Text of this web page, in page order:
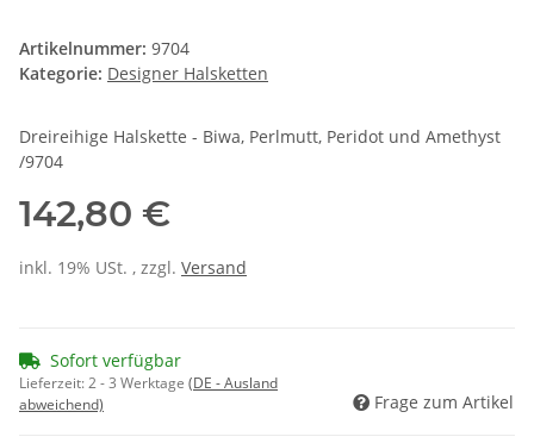
Artikelnummer: 9704
Kategorie: Designer Halsketten
Dreireihige Halskette - Biwa, Perlmutt, Peridot und Amethyst
/9704
142,80 €
inkl. 19% USt. , zzgl. Versand
Sofort verfügbar
Lieferzeit:2 - 3 Werktage (DE - Ausland
abweichend)
Frage zum Artikel